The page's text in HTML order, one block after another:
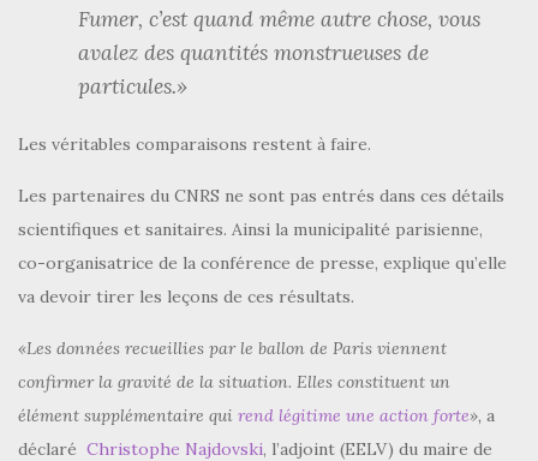
Fumer, c’est quand même autre chose, vous
avalez des quantités monstrueuses de
particules.»
Les véritables comparaisons restent à faire.
Les partenaires du CNRS ne sont pas entrés dans ces détails
scientifiques et sanitaires. Ainsi la municipalité parisienne,
co-organisatrice de la conférence de presse, explique qu’elle
va devoir tirer les leçons de ces résultats.
«Les données recueillies par le ballon de Paris viennent
confirmer la gravité de la situation. Elles constituent un
élément supplémentaire qui rend légitime une action forte», a
déclaré Christophe Najdovski, l’adjoint (EELV) du maire de